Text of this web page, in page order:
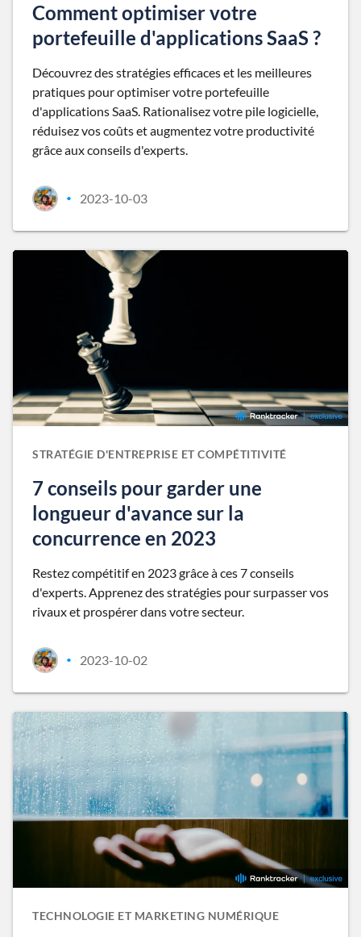
Comment optimiser votre
portefeuille d'applications SaaS ?
Découvrez des stratégies efficaces et les meilleures
pratiques pour optimiser votre portefeuille
d'applications SaaS. Rationalisez votre pile logicielle,
réduisez vos coûts et augmentez votre productivité
grâce aux conseils d'experts.
• 2023-10-03
STRATÉGIE D'ENTREPRISE ET COMPÉTITIVITÉ
7 conseils pour garder une
longueur d'avance sur la
concurrence en 2023
Restez compétitif en 2023 grâce à ces 7 conseils
d'experts. Apprenez des stratégies pour surpasser vos
rivaux et prospérer dans votre secteur.
• 2023-10-02
TECHNOLOGIE ET MARKETING NUMÉRIQUE